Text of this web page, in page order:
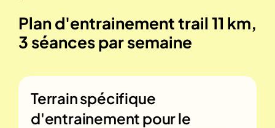
Plan d'entrainement trail 11 km,
3 séances par semaine
Terrain spécifique
d'entrainement pour le